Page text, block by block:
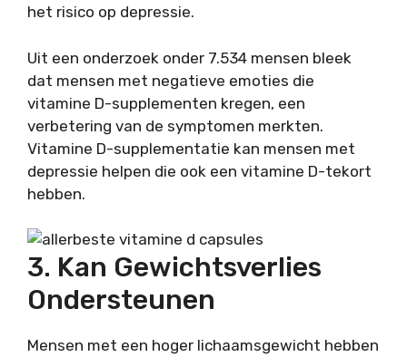
het risico op depressie.
Uit een onderzoek onder 7.534 mensen bleek
dat mensen met negatieve emoties die
vitamine D-supplementen kregen, een
verbetering van de symptomen merkten.
Vitamine D-supplementatie kan mensen met
depressie helpen die ook een vitamine D-tekort
hebben.
3. Kan Gewichtsverlies
Ondersteunen
Mensen met een hoger lichaamsgewicht hebben